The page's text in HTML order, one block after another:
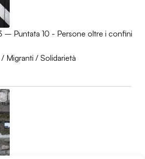
– Puntata 10 - Persone oltre i confini
/ Migranti / Solidarietà